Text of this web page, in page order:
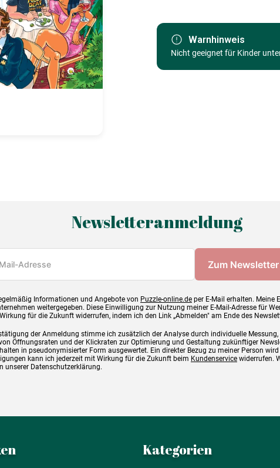
KategorieWarnhinweis
Nicht geeignet für Kinder
Newsletteranmeldung
Informationen und Angebote von Puzzle-online.de per E-Mail erhalten. Meine
weitergegeben. Diese Einwilligung zur Nutzung meiner E-Mail-Adresse für
für die Zukunft widerrufen, indem ich den Link „Abmelden" am Ende des
der Anmeldung stimme ich zusätzlich der Analyse durch individuelle Messung,
Öffnungsraten und der Klickraten zur Optimierung und Gestaltung zukünftiger
in pseudonymisierter Form ausgewertet. Ein direkter Bezug zu meiner Person
kann ich jederzeit mit Wirkung für die Zukunft beim Kundenservice widerrufen.
unserer Datenschutzerklärung.
Kategorien